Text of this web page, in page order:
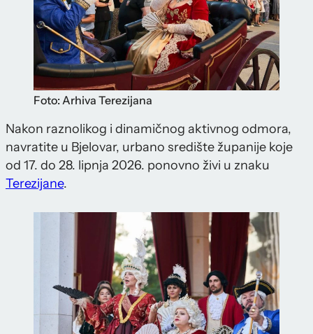
Foto: Arhiva Terezijana
Nakon raznolikog i dinamičnog aktivnog odmora,
navratite u Bjelovar, urbano središte županije koje
od 17. do 28. lipnja 2026. ponovno živi u znaku
Terezijane.